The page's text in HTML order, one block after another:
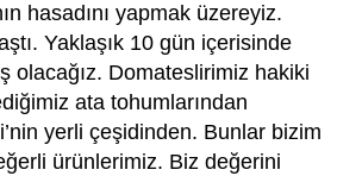
hasadını yapmak üzereyiz.
Yaklaşık 10 gün içerisinde
olacağız. Domateslirimiz hakiki
ata tohumlarından
yerli çeşidinden. Bunlar bizim
ürünlerimiz. Biz değerini